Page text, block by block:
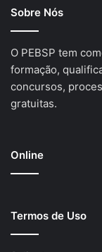
Sobre Nós
O PEBSP tem
formação,
concursos,
gratuitas.
Online
Termos de Uso